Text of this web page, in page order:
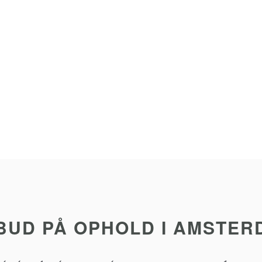
PÅ OPHOLD I